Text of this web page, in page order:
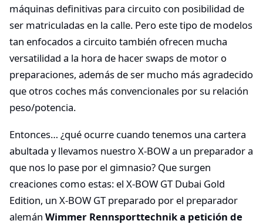
máquinas definitivas para circuito con posibilidad de
ser matriculadas en la calle. Pero este tipo de modelos
tan enfocados a circuito también ofrecen mucha
versatilidad a la hora de hacer swaps de motor o
preparaciones, además de ser mucho más agradecido
que otros coches más convencionales por su relación
peso/potencia.
Entonces… ¿qué ocurre cuando tenemos una cartera
abultada y llevamos nuestro X-BOW a un preparador a
que nos lo pase por el gimnasio? Que surgen
creaciones como estas: el X-BOW GT Dubai Gold
Edition, un X-BOW GT preparado por el preparador
alemán Wimmer Rennsporttechnik a petición de